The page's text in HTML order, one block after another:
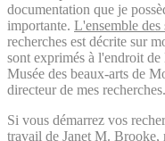
documentation que je
importante. L'ensemble des
recherches est décrite sur
sont exprimés à l'endroit
Musée des beaux-arts de
directeur de mes recherches.
Si vous démarrez vos
travail de Janet M.